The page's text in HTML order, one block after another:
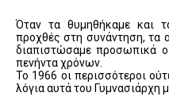
Όταν τα θυμηθήκαμε και
προχθές στη συνάντηση, τα
διαπιστώσαμε προσωπικά
πενήντα χρόνων.
Το 1966 οι περισσότεροι
λόγια αυτά του Γυμνασιάρχη